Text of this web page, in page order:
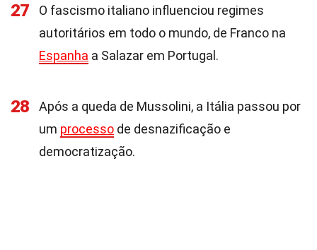
27
O fascismo italiano influenciou regimes
autoritários em todo o mundo, de Franco na
Espanha a Salazar em Portugal.
28
Após a queda de Mussolini, a Itália passou por
um processo de desnazificação e
democratização.